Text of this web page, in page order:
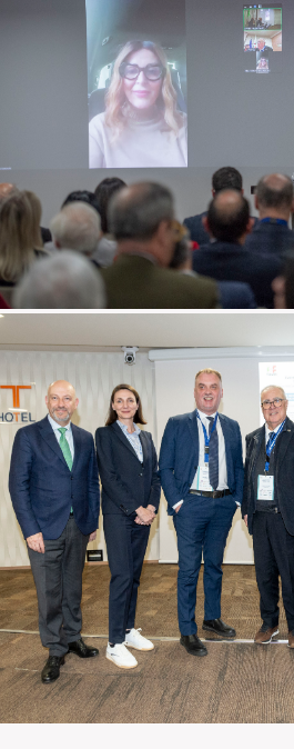
Convegno Fiavet
non si ferma: radici, identità e
nuovo modello di sviluppo”
28mar, 2025
VEDI